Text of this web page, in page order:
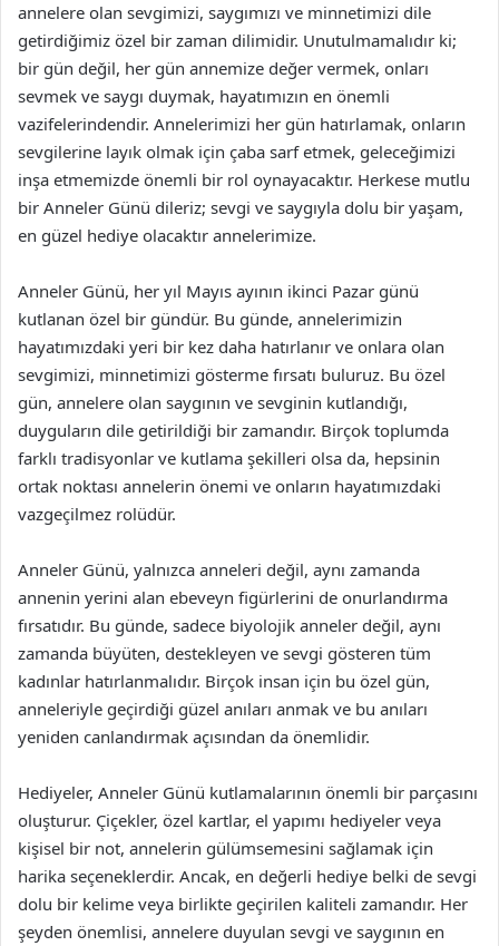
annelere olan sevgimizi, saygımızı ve minnetimizi dile
getirdiğimiz özel bir zaman dilimidir. Unutulmamalıdır ki;
bir gün değil, her gün annemize değer vermek, onları
sevmek ve saygı duymak, hayatımızın en önemli
vazifelerindendir. Annelerimizi her gün hatırlamak, onların
sevgilerine layık olmak için çaba sarf etmek, geleceğimizi
inşa etmemizde önemli bir rol oynayacaktır. Herkese mutlu
bir Anneler Günü dileriz; sevgi ve saygıyla dolu bir yaşam,
en güzel hediye olacaktır annelerimize.
Anneler Günü, her yıl Mayıs ayının ikinci Pazar günü
kutlanan özel bir gündür. Bu günde, annelerimizin
hayatımızdaki yeri bir kez daha hatırlanır ve onlara olan
sevgimizi, minnetimizi gösterme fırsatı buluruz. Bu özel
gün, annelere olan saygının ve sevginin kutlandığı,
duyguların dile getirildiği bir zamandır. Birçok toplumda
farklı tradisyonlar ve kutlama şekilleri olsa da, hepsinin
ortak noktası annelerin önemi ve onların hayatımızdaki
vazgeçilmez rolüdür.
Anneler Günü, yalnızca anneleri değil, aynı zamanda
annenin yerini alan ebeveyn figürlerini de onurlandırma
fırsatıdır. Bu günde, sadece biyolojik anneler değil, aynı
zamanda büyüten, destekleyen ve sevgi gösteren tüm
kadınlar hatırlanmalıdır. Birçok insan için bu özel gün,
anneleriyle geçirdiği güzel anıları anmak ve bu anıları
yeniden canlandırmak açısından da önemlidir.
Hediyeler, Anneler Günü kutlamalarının önemli bir parçasını
oluşturur. Çiçekler, özel kartlar, el yapımı hediyeler veya
kişisel bir not, annelerin gülümsemesini sağlamak için
harika seçeneklerdir. Ancak, en değerli hediye belki de sevgi
dolu bir kelime veya birlikte geçirilen kaliteli zamandır. Her
şeyden önemlisi, annelere duyulan sevgi ve saygının en